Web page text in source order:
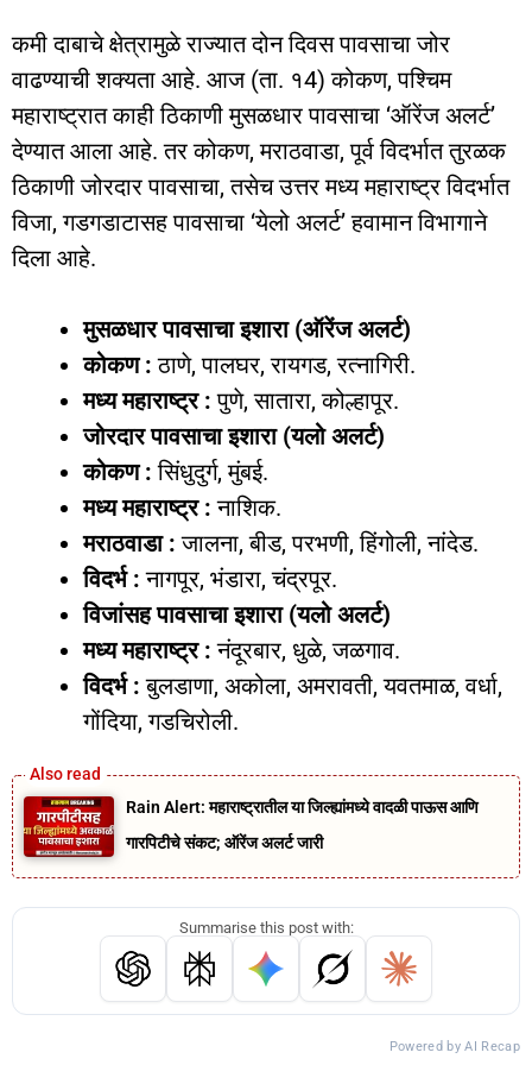
कमी दाबाचे क्षेत्रामुळे राज्यात दोन दिवस पावसाचा जोर
वाढण्याची शक्यता आहे. आज (ता. १4) कोकण, पश्‍चिम
महाराष्ट्रात काही ठिकाणी मुसळधार पावसाचा ‘ऑरेंज अलर्ट’
देण्यात आला आहे. तर कोकण, मराठवाडा, पूर्व विदर्भात तुरळक
ठिकाणी जोरदार पावसाचा, तसेच उत्तर मध्य महाराष्ट्र विदर्भात
विजा, गडगडाटासह पावसाचा ‘येलो अलर्ट’ हवामान विभागाने
दिला आहे.
मुसळधार पावसाचा इशारा (ऑरेंज अलर्ट)
कोकण :ठाणे, पालघर, रायगड, रत्नागिरी.
मध्य महाराष्ट्र :पुणे, सातारा, कोल्हापूर.
जोरदार पावसाचा इशारा (यलो अलर्ट)
कोकण :सिंधुदुर्ग, मुंबई.
मध्य महाराष्ट्र : नाशिक.
मराठवाडा :जालना, बीड, परभणी, हिंगोली, नांदेड.
विदर्भ :नागपूर, भंडारा, चंद्रपूर.
विजांसह पावसाचा इशारा (यलो अलर्ट)
मध्य महाराष्ट्र :नंदूरबार, धुळे, जळगाव.
विदर्भ :बुलडाणा, अकोला, अमरावती, यवतमाळ, वर्धा,
गोंदिया, गडचिरोली.
Rain Alert: महाराष्ट्रातील या जिल्ह्यांमध्ये वादळी पाऊस आणि
गारपिटीचे संकट; ऑरेंज अलर्ट जारी
Summarise this post with:
Powered by AI Recap